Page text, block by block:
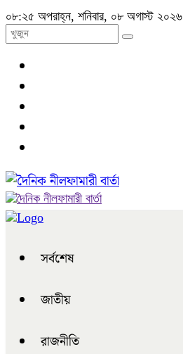
০৮:২৫ অপরাহ্ন, শনিবার, ০৮ অগাস্ট ২০২৬
সর্বশেষ
জাতীয়
রাজনীতি